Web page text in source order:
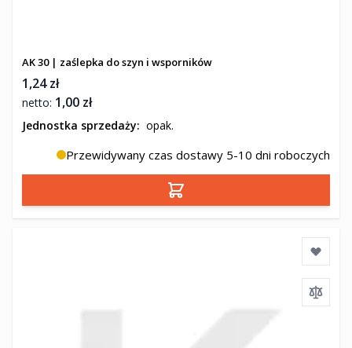
AK 30 | zaślepka do szyn i wsporników
1,24 zł
1,00 zł
Jednostka sprzedaży: opak.
Przewidywany czas dostawy 5-10 dni roboczych
Dodaj do koszyka